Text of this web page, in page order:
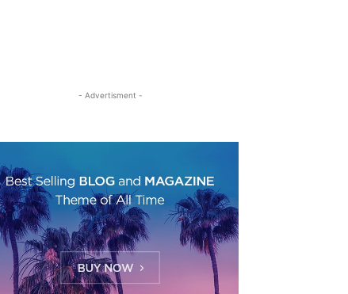
- Advertisment -